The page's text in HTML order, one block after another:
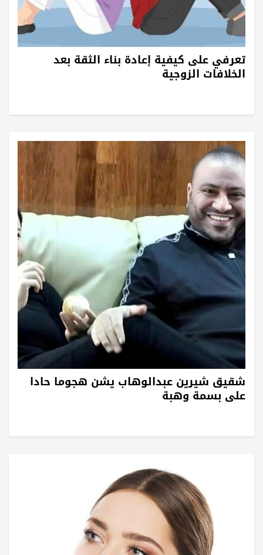
تعرفي على كيفية إعادة بناء الثقة بعد
الخلافات الزوجية
شقيق شيرين عبدالوهاب يشن هجوما حادا
على بسمة وهبة